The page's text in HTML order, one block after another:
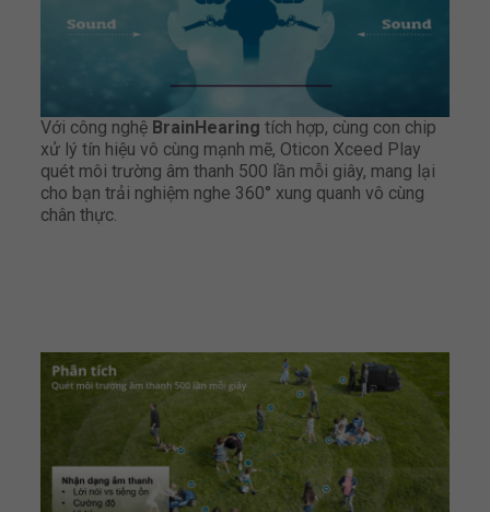
Với công nghệ BrainHearing tích hợp, cùng con chip
xử lý tín hiệu vô cùng mạnh mẽ, Oticon Xceed Play
quét môi trường âm thanh 500 lần mỗi giây, mang lại
cho bạn trải nghiệm nghe 360° xung quanh vô cùng
chân thực.